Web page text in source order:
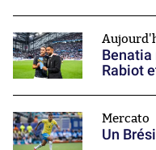
Benatia
Rabiot
Mercato
Un